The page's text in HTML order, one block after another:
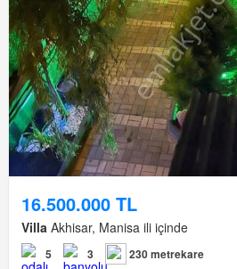
16.500.000 TL
Villa Akhisar, Manisa ili içinde
5 3 230 metrekare